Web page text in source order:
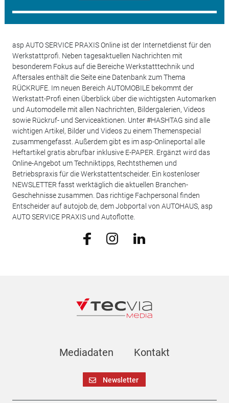
asp AUTO SERVICE PRAXIS Online ist der Internetdienst für den
Werkstattprofi. Neben tagesaktuellen Nachrichten mit
besonderem Fokus auf die Bereiche Werkstatttechnik und
Aftersales enthält die Seite eine Datenbank zum Thema
RÜCKRUFE. Im neuen Bereich AUTOMOBILE bekommt der
Werkstatt-Profi einen Überblick über die wichtigsten Automarken
und Automodelle mit allen Nachrichten, Bildergalerien, Videos
sowie Rückruf- und Serviceaktionen. Unter #HASHTAG sind alle
wichtigen Artikel, Bilder und Videos zu einem Themenspecial
zusammengefasst. Außerdem gibt es im asp-Onlineportal alle
Heftartikel gratis abrufbar inklusive E-PAPER. Ergänzt wird das
Online-Angebot um Techniktipps, Rechtsthemen und
Betriebspraxis für die Werkstattentscheider. Ein kostenloser
NEWSLETTER fasst werktäglich die aktuellen Branchen-
Geschehnisse zusammen. Das richtige Fachpersonal finden
Entscheider auf autojob.de, dem Jobportal von AUTOHAUS, asp
AUTO SERVICE PRAXIS und Autoflotte.
Mediadaten Kontakt
Newsletter